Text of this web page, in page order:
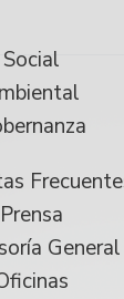
Social
Prensa
General